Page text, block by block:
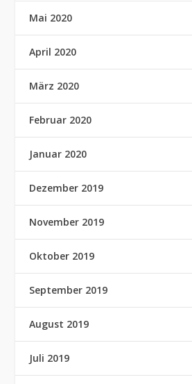
Mai 2020
April 2020
März 2020
Februar 2020
Januar 2020
Dezember 2019
November 2019
Oktober 2019
September 2019
August 2019
Juli 2019